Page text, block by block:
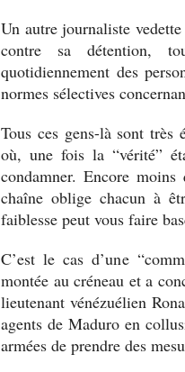
Un autre journaliste
contre sa détention,
quotidiennement des
normes sélectives
Tous ces gens-là sont très
où, une fois la “vérité”
condamner. Encore moins
chaîne oblige chacun à
faiblesse peut vous faire
C’est le cas d’une
montée au créneau et a
lieutenant vénézuélien
agents de Maduro en
armées de prendre des